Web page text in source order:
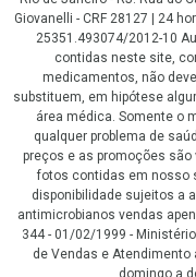
Giovanelli - CRF 28127 | 24
25351.493074/2012-10
contidas neste site,
medicamentos, não
substituem, em hipótese
área médica. Somente o
qualquer problema de
preços e as promoções
fotos contidas em nosso
disponibilidade sujeitos a
antimicrobianos vendas
344 - 01/02/1999 -
de Vendas e Atendimento
domingo a